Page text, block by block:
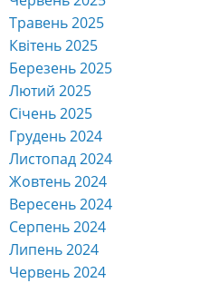
Травень 2025
Квітень 2025
Березень 2025
Лютий 2025
Січень 2025
Грудень 2024
Листопад 2024
Жовтень 2024
Вересень 2024
Серпень 2024
Липень 2024
Червень 2024